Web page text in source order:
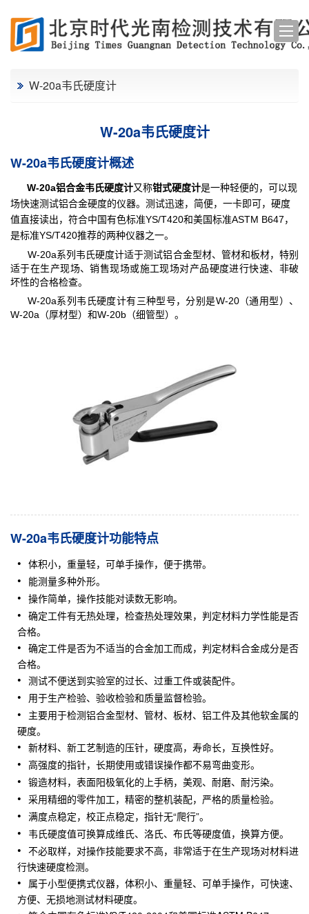
W-20a韦氏硬度计
W-20a韦氏硬度计
W-20a韦氏硬度计概述
W-20a铝合金韦氏硬度计又称钳式硬度计是一种轻便的，可以现
场快速测试铝合金硬度的仪器。测试迅速，简便，一卡即可，硬度
值直接读出，符合中国有色标准YS/T420和美国标准ASTM B647，
是标准YS/T420推荐的两种仪器之一。
W-20a系列韦氏硬度计适于测试铝合金型材、管材和板材，特别
适于在生产现场、销售现场或施工现场对产品硬度进行快速、非破
坏性的合格检查。
W-20a系列韦氏硬度计有三种型号，分别是W-20（通用型）、
W-20a（厚材型）和W-20b（细管型）。
W-20a韦氏硬度计功能特点
体积小，重量轻，可单手操作，便于携带。
能测量多种外形。
操作简单，操作技能对读数无影响。
确定工件有无热处理，检查热处理效果，判定材料力学性能是否
合格。
确定工件是否为不适当的合金加工而成，判定材料合金成分是否
合格。
测试不便送到实验室的过长、过重工件或装配件。
用于生产检验、验收检验和质量监督检验。
主要用于检测铝合金型材、管材、板材、铝工件及其他软金属的
硬度。
新材料、新工艺制造的压针，硬度高，寿命长，互换性好。
高强度的指针，长期使用或错误操作都不易弯曲变形。
锻造材料，表面阳极氧化的上手柄，美观、耐磨、耐污染。
采用精细的零件加工，精密的整机装配，严格的质量检验。
满度点稳定，校正点稳定，指针无“爬行”。
韦氏硬度值可换算成维氏、洛氏、布氏等硬度值，换算方便。
不必取样，对操作技能要求不高，非常适于在生产现场对材料进
行快速硬度检测。
属于小型便携式仪器，体积小、重量轻、可单手操作，可快速、
方便、无损地测试材料硬度。